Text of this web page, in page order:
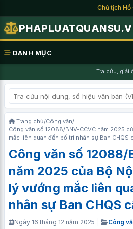
Chủ tịch Hồ
DANH MỤC
Tra cứu, giải
Trang chủ/Công văn/
Công văn số 12088/BNV-CCVC năm 2025
mắc liên quan đến bố trí nhân sự Ban CHQS
Công văn số 12088/
năm 2025 của Bộ
lý vướng mắc liên
nhân sự Ban CHQS
Ngày 16 tháng 12 năm 2025 Công